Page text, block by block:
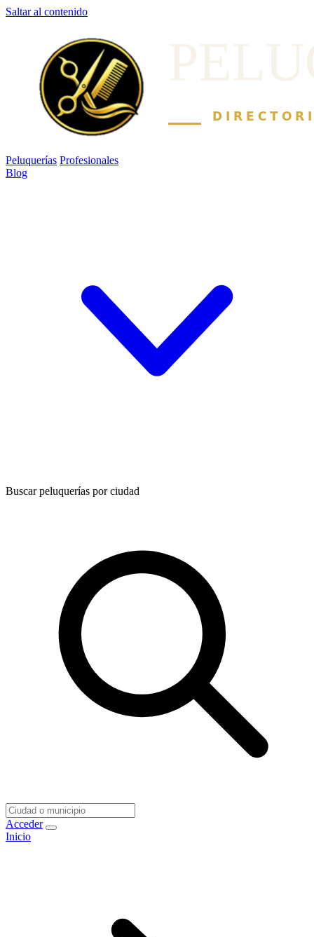
Saltar al contenido
Peluquerías Profesionales
Blog
Buscar peluquerías por ciudad
Acceder
Inicio